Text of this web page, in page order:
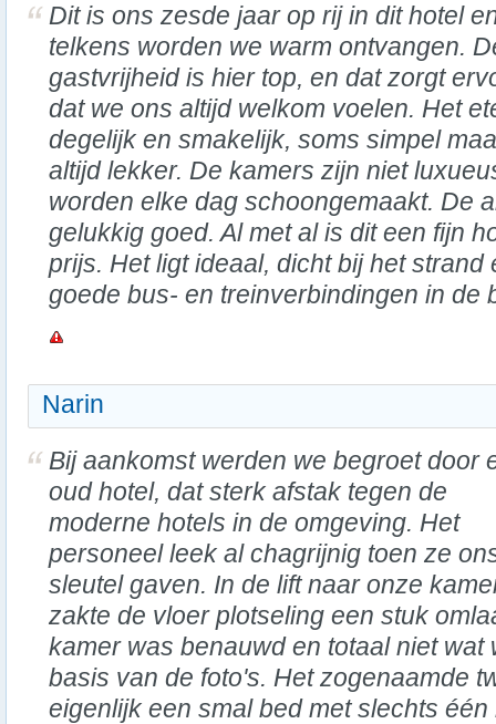
Dit is ons zesde jaar op rij in dit hotel
telkens worden we warm ontvangen.
gastvrijheid is hier top, en dat zorgt
dat we ons altijd welkom voelen. Het
degelijk en smakelijk, soms simpel
altijd lekker. De kamers zijn niet
worden elke dag schoongemaakt. De
gelukkig goed. Al met al is dit een fijn
prijs. Het ligt ideaal, dicht bij het strand
goede bus- en treinverbindingen in de
Narin
Bij aankomst werden we begroet door
oud hotel, dat sterk afstak tegen de
moderne hotels in de omgeving. Het
personeel leek al chagrijnig toen ze
sleutel gaven. In de lift naar onze
zakte de vloer plotseling een stuk
kamer was benauwd en totaal niet
basis van de foto's. Het zogenaamde
eigenlijk een smal bed met slechts